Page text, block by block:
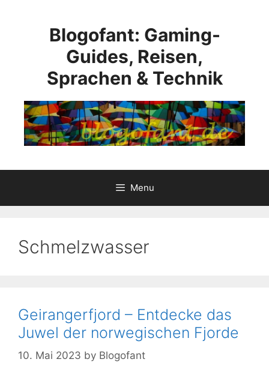
Blogofant: Gaming-
Guides, Reisen,
Sprachen & Technik
Menu
Schmelzwasser
Geirangerfjord – Entdecke das
Juwel der norwegischen Fjorde
10. Mai 2023 by Blogofant